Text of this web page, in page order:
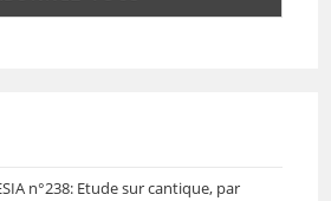
n°238: Etude sur cantique, par